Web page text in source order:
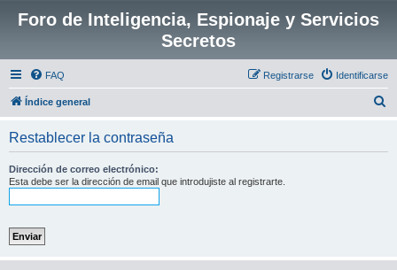
Foro de Inteligencia, Espionaje y Servicios
Secretos
FAQ Identificarse
Registrarse
Índice general
Restablecer la contraseña
Dirección de correo electrónico:
Esta debe ser la dirección de email que introdujiste al registrarte.